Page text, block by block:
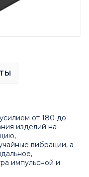
от 180 до
изделий на
вибрации, а
импульсной и